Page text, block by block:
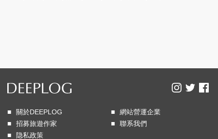
關於DEEPLOG
網站營運企業
招募旅遊作家
聯系我們
隐私政策